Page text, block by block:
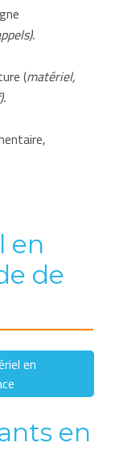
(matériel,
en
de
en
en